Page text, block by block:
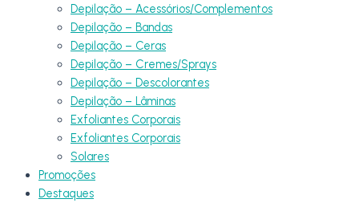
Depilação – Acessórios/Complementos
Depilação – Bandas
Depilação – Ceras
Depilação – Cremes/Sprays
Depilação – Descolorantes
Depilação – Lâminas
Exfoliantes Corporais
Exfoliantes Corporais
Solares
Promoções
Destaques